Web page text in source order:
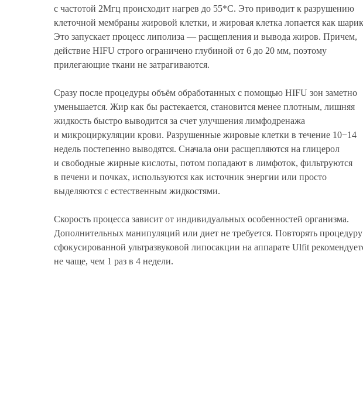
с частотой 2Мгц происходит нагрев до 55*С. Это приводит к разрушению
клеточной мембраны жировой клетки, и жировая клетка лопается как
Это запускает процесс липолиза — расщепления и вывода жиров. Причем,
действие HIFU строго ограничено глубиной от 6 до 20 мм, поэтому
прилегающие ткани не затрагиваются.
Сразу после процедуры объём обработанных с помощью HIFU зон заметно
уменьшается. Жир как бы растекается, становится менее плотным, лишняя
жидкость быстро выводится за счет улучшения лимфодренажа
и микроциркуляции крови. Разрушенные жировые клетки в течение 10−14
недель постепенно выводятся. Сначала они расщепляются на глицерол
и свободные жирные кислоты, потом попадают в лимфоток, фильтруются
в печени и почках, используются как источник энергии или просто
выделяются с естественным жидкостями.
Скорость процесса зависит от индивидуальных особенностей организма.
Дополнительных манипуляций или диет не требуется. Повторять процедуру
сфокусированной ультразвуковой липосакции на аппарате Ulfit
не чаще, чем 1 раз в 4 недели.